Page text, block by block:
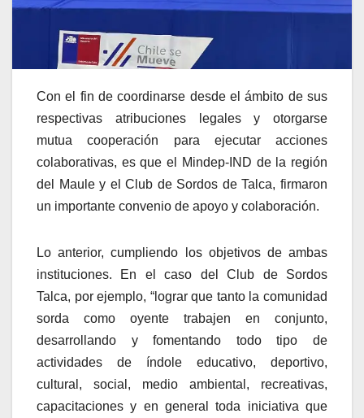
Con el fin de coordinarse desde el ámbito de sus
respectivas atribuciones legales y otorgarse
mutua cooperación para ejecutar acciones
colaborativas, es que el Mindep-IND de la región
del Maule y el Club de Sordos de Talca, firmaron
un importante convenio de apoyo y colaboración.
Lo anterior, cumpliendo los objetivos de ambas
instituciones. En el caso del Club de Sordos
Talca, por ejemplo, “lograr que tanto la comunidad
sorda como oyente trabajen en conjunto,
desarrollando y fomentando todo tipo de
actividades de índole educativo, deportivo,
cultural, social, medio ambiental, recreativas,
capacitaciones y en general toda iniciativa que